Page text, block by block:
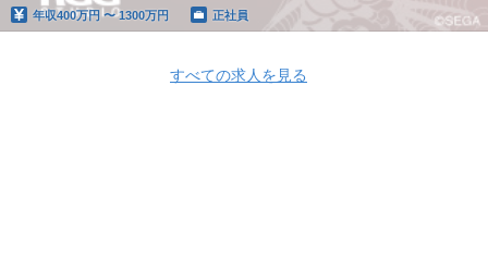
年収400万円 〜 1300万円 正社員
すべての求人を見る